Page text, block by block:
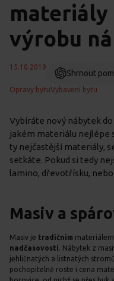
materiály
výrobu
15.10.2019
Shrnout
Opravy bytuVybavení bytu
Vybíráte nový nábytek
jakém materiálu nejlépe
ty nejčastější materiály,
setkáte. Pokud si tedy
lamino, dřevotřísku,
Masiv a
Masiv je tradičním
nadčasovosti . Nábytek z
jehličnatých a listnatých
pochopitelně roste i cena